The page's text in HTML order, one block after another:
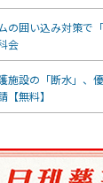
の囲い込み対策
会
施設の「断水」
【無料】